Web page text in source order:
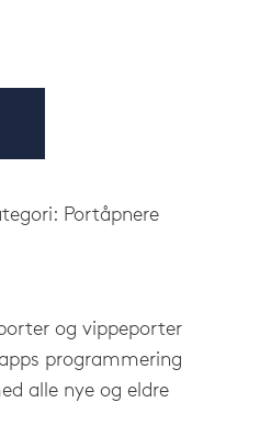
Portåpnere
og vippeporter
programmering
alle nye og eldre